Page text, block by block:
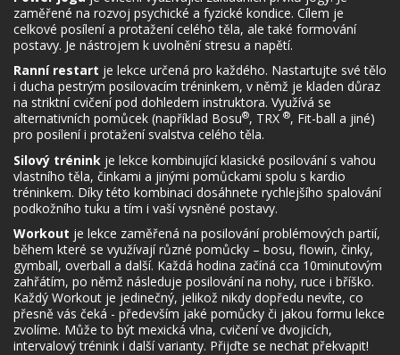
zaměřené na rozvoj psychické a fyzické kondice. Cílem je
celkové posílení a protažení celého těla, ale také formování
postavy. Je nástrojem k uvolnění stresu a napětí.
Ranní restart je lekce určená pro každého. Nastartujte své tělo
i ducha pestrým posilovacím tréninkem, v němž je kladen důraz
na striktní cvičení pod dohledem instruktora. Využívá se
alternativních pomůcek (například Bosu®, TRX ®, Fit-ball a jiné)
pro posílení i protažení svalstva celého těla.
Silový trénink je lekce kombinující klasické posilování s vahou
vlastního těla, činkami a jinými pomůckami spolu s kardio
tréninkem. Díky této kombinaci dosáhnete rychlejšího spalování
podkožního tuku a tím i vaší vysněné postavy.
Workout je lekce zaměřená na posilování problémových partií,
během které se využívají různé pomůcky – bosu, flowin, činky,
gymball, overball a další. Každá hodina začíná cca 10minutovým
zahřátím, po němž následuje posilování na nohy, ruce i bříško.
Každý Workout je jedinečný, jelikož nikdy dopředu nevíte, co
přesně vás čeká - především jaké pomůcky či jakou formu lekce
zvolíme. Může to být mexická vlna, cvičení ve dvojicích,
intervalový trénink i další varianty. Přijďte se nechat překvapit!